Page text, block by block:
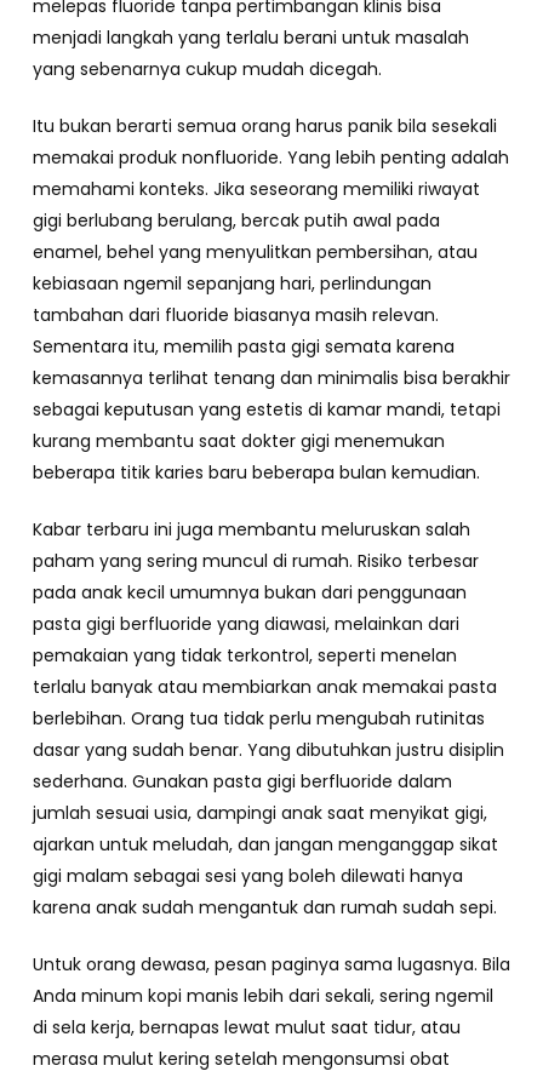
melepas fluoride tanpa pertimbangan klinis bisa
menjadi langkah yang terlalu berani untuk masalah
yang sebenarnya cukup mudah dicegah.
Itu bukan berarti semua orang harus panik bila sesekali
memakai produk nonfluoride. Yang lebih penting adalah
memahami konteks. Jika seseorang memiliki riwayat
gigi berlubang berulang, bercak putih awal pada
enamel, behel yang menyulitkan pembersihan, atau
kebiasaan ngemil sepanjang hari, perlindungan
tambahan dari fluoride biasanya masih relevan.
Sementara itu, memilih pasta gigi semata karena
kemasannya terlihat tenang dan minimalis bisa berakhir
sebagai keputusan yang estetis di kamar mandi, tetapi
kurang membantu saat dokter gigi menemukan
beberapa titik karies baru beberapa bulan kemudian.
Kabar terbaru ini juga membantu meluruskan salah
paham yang sering muncul di rumah. Risiko terbesar
pada anak kecil umumnya bukan dari penggunaan
pasta gigi berfluoride yang diawasi, melainkan dari
pemakaian yang tidak terkontrol, seperti menelan
terlalu banyak atau membiarkan anak memakai pasta
berlebihan. Orang tua tidak perlu mengubah rutinitas
dasar yang sudah benar. Yang dibutuhkan justru disiplin
sederhana. Gunakan pasta gigi berfluoride dalam
jumlah sesuai usia, dampingi anak saat menyikat gigi,
ajarkan untuk meludah, dan jangan menganggap sikat
gigi malam sebagai sesi yang boleh dilewati hanya
karena anak sudah mengantuk dan rumah sudah sepi.
Untuk orang dewasa, pesan paginya sama lugasnya. Bila
Anda minum kopi manis lebih dari sekali, sering ngemil
di sela kerja, bernapas lewat mulut saat tidur, atau
merasa mulut kering setelah mengonsumsi obat